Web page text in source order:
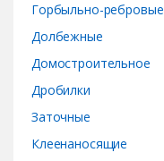
Горбыльно-ребровые
Долбежные
Домостроительное
Дробилки
Заточные
Клеенаносящие